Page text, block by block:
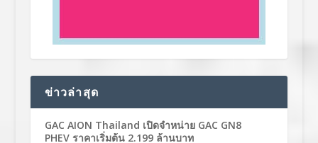
ข่าวล่าสุด
GAC AION Thailand เปิดจำหน่าย GAC GN8
PHEV ราคาเริ่มต้น 2.199 ล้านบาท